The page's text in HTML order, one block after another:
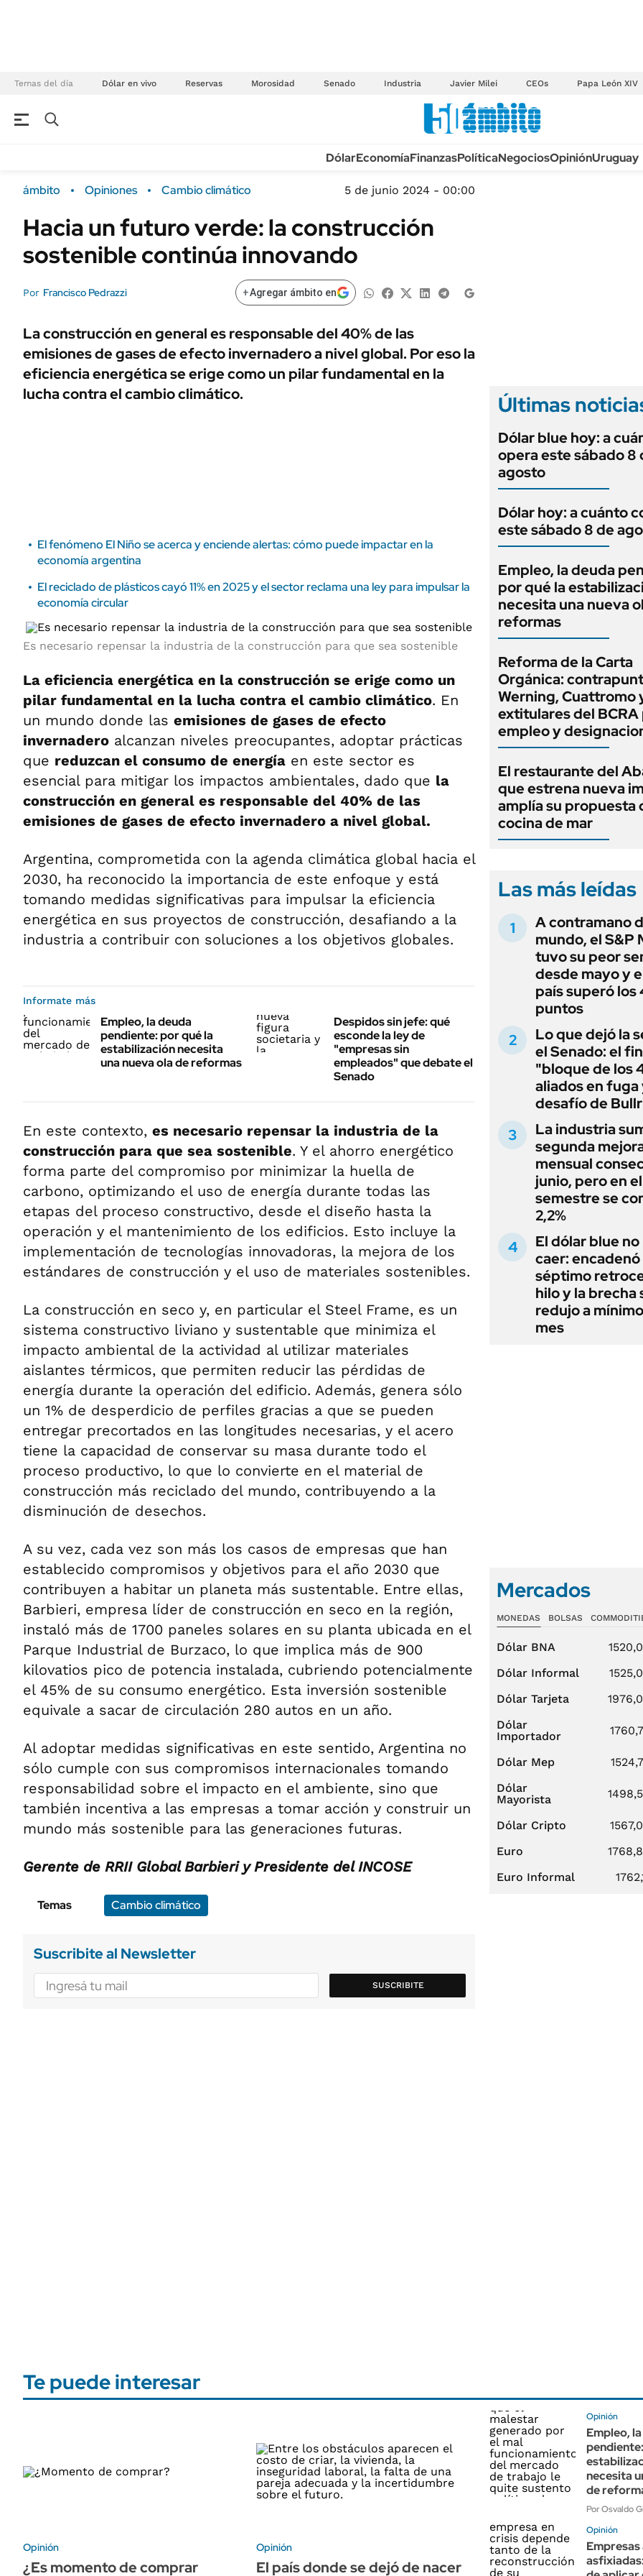
Temas del día Dólar en vivo Reservas Morosidad Senado Industria Javier Milei CEOs Papa León XIV
Campo
FINANZAS
ÁMBITO DEBATE
MEDIAKIT AMBITO DEBATE
Sustentabilidad
Seguros
POLÍTICA
URUGUAY
TECNOLOGÍA
MÉXICO
MUNDO
LIFESTYLE
AUTOS
DólarEconomíaFinanzasPolíticaNegociosOpiniónUruguay
ámbito Opiniones Cambio climático 5 de junio 2024 - 00:00
Hacia un futuro verde: la construcción
sostenible continúa innovando
Por Francisco Pedrazzi +Agregar ámbito en
La construcción en general es responsable del 40% de las
emisiones de gases de efecto invernadero a nivel global. Por eso la
eficiencia energética se erige como un pilar fundamental en la
lucha contra el cambio climático.
El fenómeno El Niño se acerca y enciende alertas: cómo puede impactar en la
economía argentina
El reciclado de plásticos cayó 11% en 2025 y el sector reclama una ley para impulsar la
economía circular
Es necesario repensar la industria de la construcción para que sea sostenible
La eficiencia energética en la construcción se erige como un
pilar fundamental en la lucha contra el cambio climático. En
un mundo donde las emisiones de gases de efecto
invernadero alcanzan niveles preocupantes, adoptar prácticas
que reduzcan el consumo de energía en este sector es
esencial para mitigar los impactos ambientales, dado que la
construcción en general es responsable del 40% de las
emisiones de gases de efecto invernadero a nivel global.
Argentina, comprometida con la agenda climática global hacia el
2030, ha reconocido la importancia de este enfoque y está
tomando medidas significativas para impulsar la eficiencia
energética en sus proyectos de construcción, desafiando a la
industria a contribuir con soluciones a los objetivos globales.
Informate más
Empleo, la deuda
pendiente: por qué la
estabilización necesita
una nueva ola de reformas
Despidos sin jefe: qué
esconde la ley de
"empresas sin
empleados" que debate el
Senado
En este contexto, es necesario repensar la industria de la
construcción para que sea sostenible. Y el ahorro energético
forma parte del compromiso por minimizar la huella de
carbono, optimizando el uso de energía durante todas las
etapas del proceso constructivo, desde el diseño hasta la
operación y el mantenimiento de los edificios. Esto incluye la
implementación de tecnologías innovadoras, la mejora de los
estándares de construcción y el uso de materiales sostenibles.
La construcción en seco y, en particular el Steel Frame, es un
sistema constructivo liviano y sustentable que minimiza el
impacto ambiental de la actividad al utilizar materiales
aislantes térmicos, que permiten reducir las pérdidas de
energía durante la operación del edificio. Además, genera sólo
un 1% de desperdicio de perfiles gracias a que se pueden
entregar precortados en las longitudes necesarias, y el acero
tiene la capacidad de conservar su masa durante todo el
proceso productivo, lo que lo convierte en el material de
construcción más reciclado del mundo, contribuyendo a la
disminución de desechos.
A su vez, cada vez son más los casos de empresas que han
establecido compromisos y objetivos para el año 2030 que
contribuyen a habitar un planeta más sustentable. Entre ellas,
Barbieri, empresa líder de construcción en seco en la región,
instaló más de 1700 paneles solares en su planta ubicada en el
Parque Industrial de Burzaco, lo que implica más de 900
kilovatios pico de potencia instalada, cubriendo potencialmente
el 45% de su consumo energético. Esta inversión sostenible
equivale a sacar de circulación 280 autos en un año.
Al adoptar medidas significativas en este sentido, Argentina no
sólo cumple con sus compromisos internacionales tomando
responsabilidad sobre el impacto en el ambiente, sino que
también incentiva a las empresas a tomar acción y construir un
mundo más sostenible para las generaciones futuras.
Gerente de RRII Global Barbieri y Presidente del INCOSE
Temas Cambio climático
Suscribite al Newsletter
SUSCRIBITE
Últimas
Dólar blue hoy: a
opera este sábado 8
agosto
Dólar hoy: a cuánto
este sábado 8 de
Empleo, la deuda
por qué la
necesita una nueva
reformas
Reforma de la Carta
Orgánica:
Werning, Cuattromo
extitulares del BCRA
empleo y
El restaurante del
que estrena nueva
amplía su propuesta
cocina de mar
Las más leídas
A contramano
mundo, el S&P
tuvo su peor
desde mayo y
país superó los
puntos
Lo que dejó la
el Senado: el
"bloque de los
aliados en fuga
desafío de
La industria
segunda
mensual
junio, pero en
semestre se
2,2%
El dólar blue
caer: encadenó
séptimo
hilo y la brecha
redujo a
mes
Mercados
MONEDAS BOLSAS
Dólar BNA
Dólar Informal
Dólar Tarjeta
Dólar
Importador
Dólar Mep
Dólar
Mayorista
Dólar Cripto
Euro
Euro Informal
Te puede interesar
Opinión
¿Es momento de comprar
Opinión
El país donde se dejó de nacer
Opinión
Empleo,
necesita
de
Por Osvaldo
Opinión